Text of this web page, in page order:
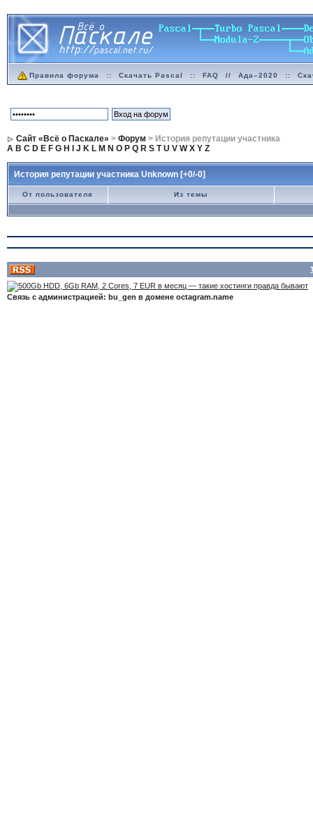
Правила форума :: Скачать Pascal :: FAQ // Ада–2020 ::
Сайт «Всё о Паскале» > Форум > История репутации участника
A B C D E F G H J K L M N O P Q R S T U V W X Y Z
История репутации участника Unknown [+0/-0]
От пользователя Из темы
Связь с администрацией: bu_gen в домене octagram.name